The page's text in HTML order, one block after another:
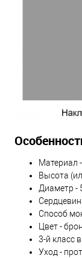
Материал
Высота
Диаметр -
Способ
Цвет -
3-й класс
Уход -